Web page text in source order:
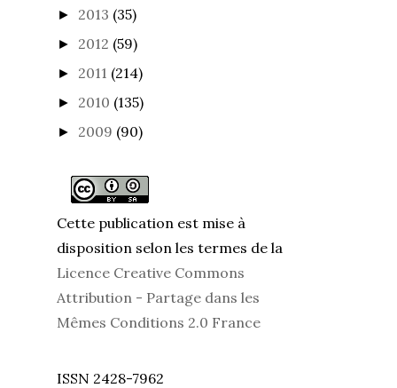
► 2013 (35)
► 2012 (59)
► 2011 (214)
► 2010 (135)
► 2009 (90)
Cette publication est mise à
disposition selon les termes de la
Licence Creative Commons
Attribution - Partage dans les
Mêmes Conditions 2.0 France
ISSN 2428-7962